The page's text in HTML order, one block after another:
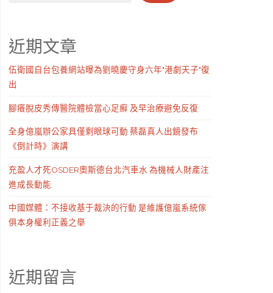
近期文章
伍衛國自台包養網站曝為劉曉慶守身六年"港劇天子"復
出
腳癢脫皮秀傳醫院體檢當心足癬 及早治療避免反復
全身億嵐辦公家具僅剩眼球可動 蔡磊真人出鏡發布
《倒計時》演講
充盈人才死OSDER奧斯德台北汽車水 為機械人財產注
進成長動能
中國媒體：不接收基于裁決的行動 是維護億嵐系統傢
俱本身權利正義之舉
近期留言